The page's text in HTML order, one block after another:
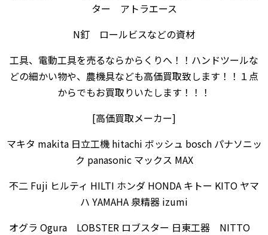
ター アトラエース
N釘 ロールビスなどの資材
工具、電動工具を売るならからくりへ！！ハンドツールな
どの細かい物や、農機具なども高価買取致します！！１点
からでもお買取りいたします！！！
[高価買取メーカー]
マキタ makita 日立工機 hitachi ボッシュ bosch パナソニッ
ク panasonic マックス MAX
不二 Fuji ヒルティ HILTI ホンダ HONDA キトー KITO ヤマ
ハ YAMAHA 泉精器 izumi
オグラ Ogura LOBSTER ロブスター 日東工器 NITTO